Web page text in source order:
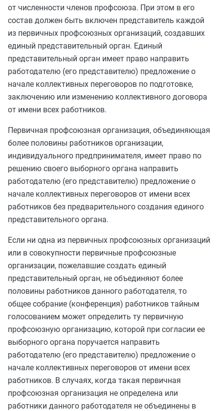
от численности членов профсоюза. При этом в его
состав должен быть включен представитель каждой
из первичных профсоюзных организаций, создавших
единый представительный орган. Единый
представительный орган имеет право направить
работодателю (его представителю) предложение о
начале коллективных переговоров по подготовке,
заключению или изменению коллективного договора
от имени всех работников.
Первичная профсоюзная организация, объединяющая
более половины работников организации,
индивидуального предпринимателя, имеет право по
решению своего выборного органа направить
работодателю (его представителю) предложение о
начале коллективных переговоров от имени всех
работников без предварительного создания единого
представительного органа.
Если ни одна из первичных профсоюзных организаций
или в совокупности первичные профсоюзные
организации, пожелавшие создать единый
представительный орган, не объединяют более
половины работников данного работодателя, то
общее собрание (конференция) работников тайным
голосованием может определить ту первичную
профсоюзную организацию, которой при согласии ее
выборного органа поручается направить
работодателю (его представителю) предложение о
начале коллективных переговоров от имени всех
работников. В случаях, когда такая первичная
профсоюзная организация не определена или
работники данного работодателя не объединены в